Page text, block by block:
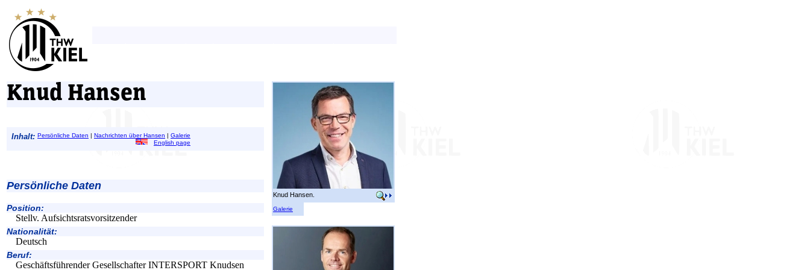
Knud Hansen
Inhalt: Persönliche Daten | Nachrichten über Hansen | Galerie
English page
Persönliche Daten
Position:
Stellv. Aufsichtsratsvorsitzender
Nationalität:
Deutsch
Beruf:
Geschäftsführender Gesellschafter INTERSPORT Knudsen
Knud Hansen.
Galerie